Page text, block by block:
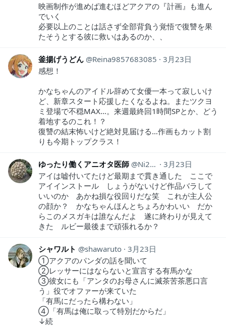
映画制作が進めば進むほどアクアの『計画』も進ん
でいく
必要以上のことは話さず全部背負う覚悟で復讐を果
たそうとする彼に救いはあるのか、、
釜揚げうどん Reina9857683085
3月23日
感想！
かなちゃんのアイドル辞めて女優一本って寂しいけ
ど、新章スタート応援したくなるよね。またツクヨ
ミ登場で不穏MAX…。来週最終回1時間SPとか、どう
着地するのこれ！？
復讐の結末怖いけど絶対見届ける…作画もカット割
りも今期トップクラス！
ゆったり働くアニオタ医師 Ni2Ut
3月23日
アイは嘘付いてたけど最期まで貫き通した ここで
アイインストール しょうがないけど作品バラして
いいのか あかね損な役回りだな笑 これが主人公
の顔か？ かなちゃんほんとちょろかわいい だか
らこのメスガキは誰なんだよ 遂に終わりが見えて
きた ルビー最後まで頑張れるか？
シャワルト shawaruto 3月23日
①アクアのパンダの話を聞いて
②レッサーにはならないと宣言する有馬かな
③彼女にも「アンタのお母さんに滅茶苦茶悪口言
う」役でオファーが来ていた
「有馬にだったら構わない」
④「有馬は俺に取って特別だからだ」
↓続